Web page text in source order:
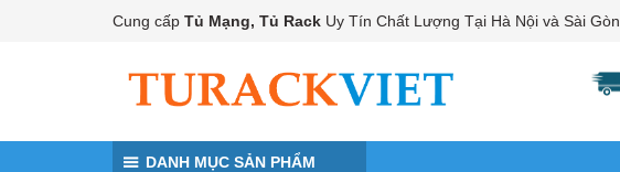
Cung cấp Tủ Mạng, Tủ Rack Uy Tín Chất Lượng Tại Hà Nội và Sài Gòn
DANH MỤC SẢN PHẨM